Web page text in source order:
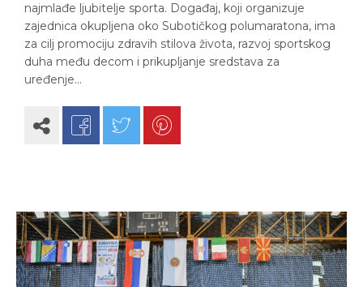
najmlađe ljubitelje sporta. Događaj, koji organizuje
zajednica okupljena oko Subotičkog polumaratona, ima
za cilj promociju zdravih stilova života, razvoj sportskog
duha među decom i prikupljanje sredstava za
uređenje…